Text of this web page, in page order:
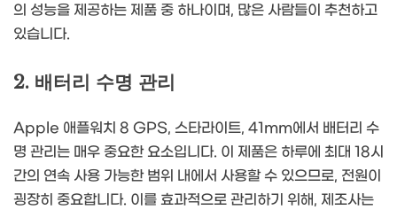
의 성능을 제공하는 제품 중 하나이며, 많은 사람들이 추천하고
있습니다.
2. 배터리 수명 관리
Apple 애플워치 8 GPS, 스타라이트, 41mm에서 배터리 수
명 관리는 매우 중요한 요소입니다. 이 제품은 하루에 최대 18시
간의 연속 사용 가능한 범위 내에서 사용할 수 있으므로, 전원이
굉장히 중요합니다. 이를 효과적으로 관리하기 위해, 제조사는